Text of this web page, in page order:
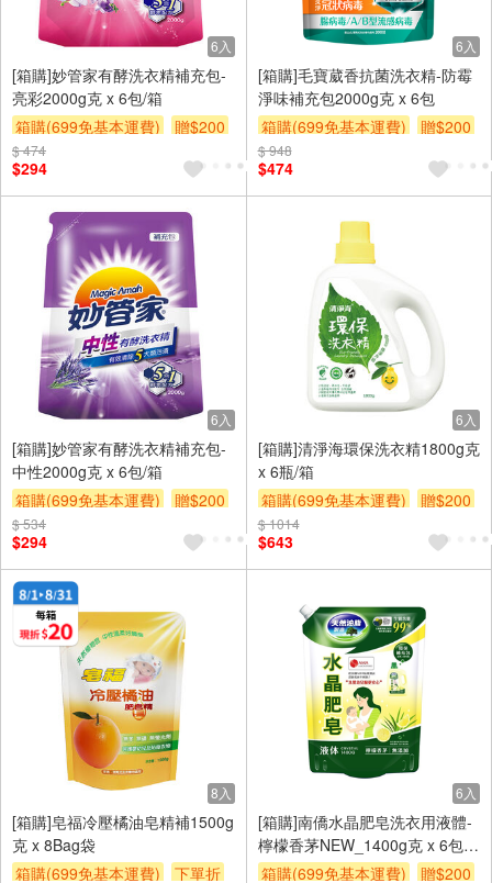
6入
[箱購]妙管家有酵洗衣精補充包-
亮彩2000g克 x 6包/箱
箱購(699免基本運費)
贈$200
$ 474
$294
6入
[箱購]毛寶葳香抗菌洗衣精-防霉
淨味補充包2000g克 x 6包
箱購(699免基本運費)
贈$200
$ 948
$474
6入
[箱購]妙管家有酵洗衣精補充包-
中性2000g克 x 6包/箱
箱購(699免基本運費)
贈$200
$ 534
$294
6入
[箱購]清淨海環保洗衣精1800g克
x 6瓶/箱
箱購(699免基本運費)
贈$200
$ 1014
$643
8入
[箱購]皂福冷壓橘油皂精補1500g
克 x 8Bag袋
箱購(699免基本運費)
下單折
6入
[箱購]南僑水晶肥皂洗衣用液體-
檸檬香茅NEW_1400g克 x 6包/
箱
箱購(699免基本運費) 贈$200